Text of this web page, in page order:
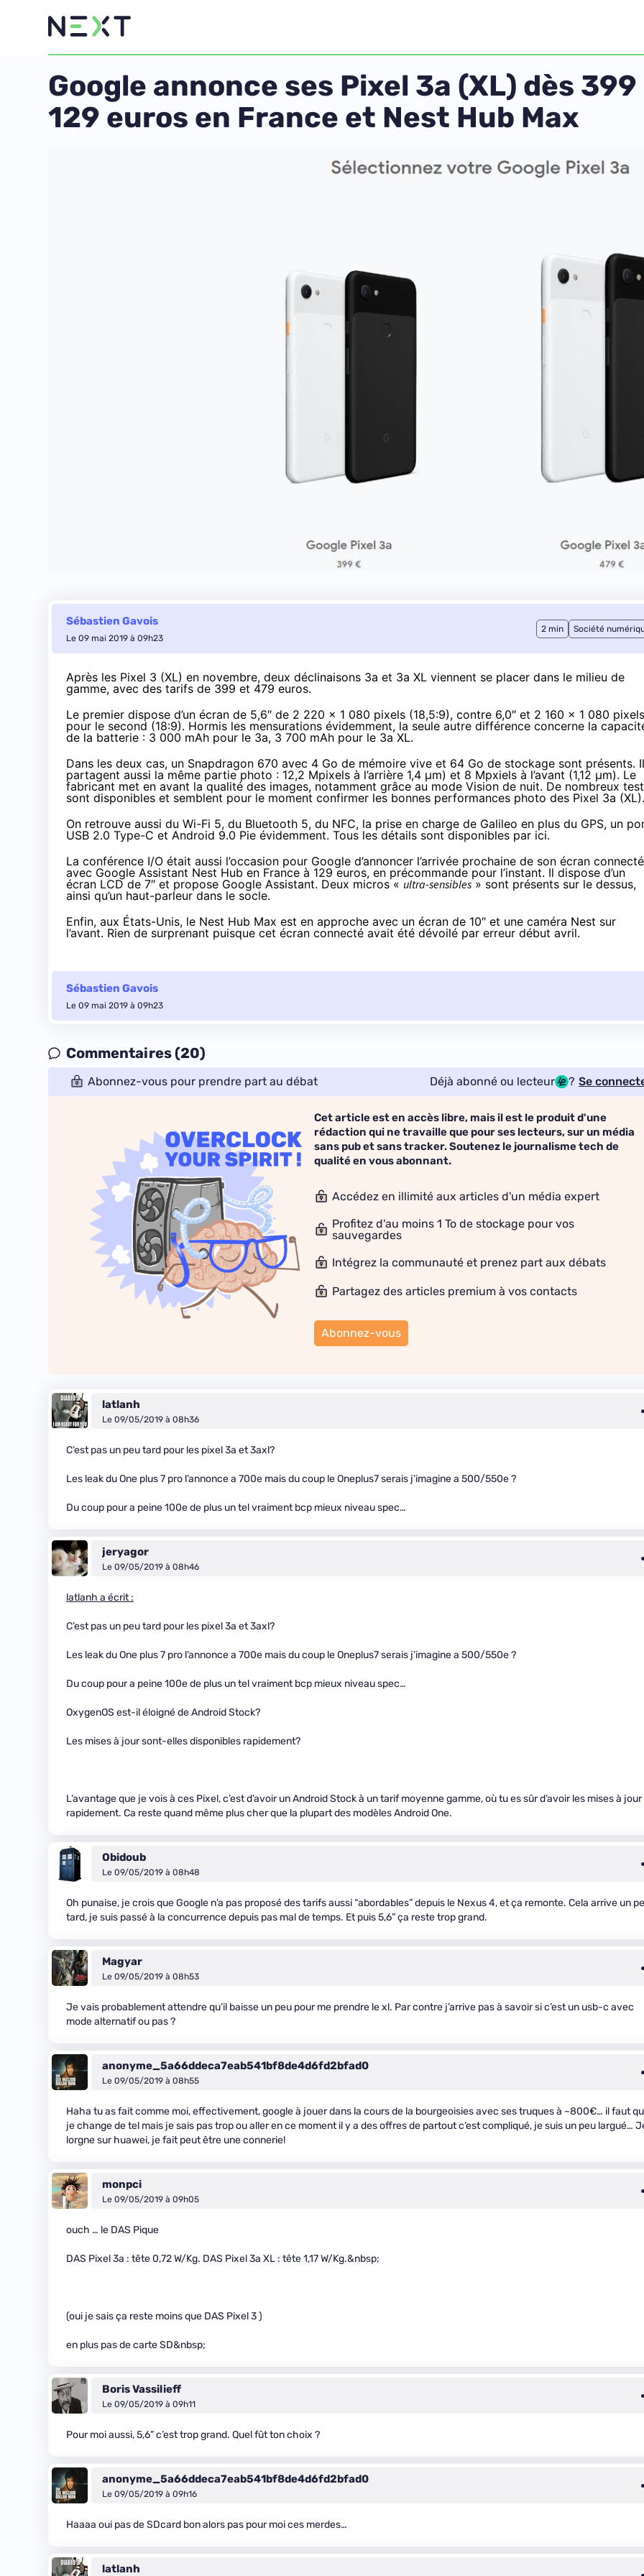
Google annonce ses Pixel 3a (XL) dès
129 euros en France et Nest Hub Max
Sébastien Gavois
Le 09 mai 2019 à 09h23
2 min Société
Après les Pixel 3 (XL) en novembre, deux déclinaisons 3a et 3a XL viennent se placer dans le milieu de
gamme, avec des tarifs de 399 et 479 euros.
Le premier dispose d’un écran de 5,6″ de 2 220 x 1 080 pixels (18,5:9), contre 6,0″ et 2 160 x 1 080 pixels
pour le second (18:9). Hormis les mensurations évidemment, la seule autre différence concerne la
de la batterie : 3 000 mAh pour le 3a, 3 700 mAh pour le 3a XL.
Dans les deux cas, un Snapdragon 670 avec 4 Go de mémoire vive et 64 Go de stockage sont présents.
partagent aussi la même partie photo : 12,2 Mpixels à l’arrière 1,4 μm) et 8 Mpxiels à l’avant (1,12 μm). Le
fabricant met en avant la qualité des images, notamment grâce au mode Vision de nuit. De nombreux
sont disponibles et semblent pour le moment confirmer les bonnes performances photo des Pixel 3a (XL).
On retrouve aussi du Wi-Fi 5, du Bluetooth 5, du NFC, la prise en charge de Galileo en plus du GPS, un
USB 2.0 Type-C et Android 9.0 Pie évidemment. Tous les détails sont disponibles par ici.
La conférence I/O était aussi l’occasion pour Google d’annoncer l’arrivée prochaine de son écran connecté
avec Google Assistant Nest Hub en France à 129 euros, en précommande pour l’instant. Il dispose d’un
écran LCD de 7″ et propose Google Assistant. Deux micros « ultra-sensibles» sont présents sur le dessus,
ainsi qu’un haut-parleur dans le socle.
Enfin, aux États-Unis, le Nest Hub Max est en approche avec un écran de 10″ et une caméra Nest sur
l’avant. Rien de surprenant puisque cet écran connecté avait été dévoilé par erreur début avril.
Sébastien Gavois
Le 09 mai 2019 à 09h23
Commentaires (20)
Abonnez-vous pour prendre part au débat Déjà abonné ou lecteur ? Se
Cet article est en accès libre, mais il est le produit d'une
rédaction qui ne travaille que pour ses lecteurs, sur un média
sans pub et sans tracker. Soutenez le journalisme tech de
qualité en vous abonnant.
Accédez en illimité aux articles d'un média expert
Profitez d'au moins 1 To de stockage pour vos
sauvegardes
Intégrez la communauté et prenez part aux débats
Partagez des articles premium à vos contacts
Abonnez-vous
latlanh
Le 09/05/2019 à 08h36
C’est pas un peu tard pour les pixel 3a et 3axl?
Les leak du One plus 7 pro l’annonce a 700e mais du coup le Oneplus7 serais j’imagine a 500/550e ?
Du coup pour a peine 100e de plus un tel vraiment bcp mieux niveau spec…
jeryagor
Le 09/05/2019 à 08h46
latlanh a écrit :
C’est pas un peu tard pour les pixel 3a et 3axl?
Les leak du One plus 7 pro l’annonce a 700e mais du coup le Oneplus7 serais j’imagine a 500/550e ?
Du coup pour a peine 100e de plus un tel vraiment bcp mieux niveau spec…
OxygenOS est-il éloigné de Android Stock?
Les mises à jour sont-elles disponibles rapidement?
L’avantage que je vois à ces Pixel, c’est d’avoir un Android Stock à un tarif moyenne gamme, où tu es sûr d’avoir les mises à jour
rapidement. Ca reste quand même plus cher que la plupart des modèles Android One.
Obidoub
Le 09/05/2019 à 08h48
Oh punaise, je crois que Google n’a pas proposé des tarifs aussi “abordables” depuis le Nexus 4, et ça remonte. Cela arrive un
tard, je suis passé à la concurrence depuis pas mal de temps. Et puis 5,6” ça reste trop grand.
Magyar
Le 09/05/2019 à 08h53
Je vais probablement attendre qu’il baisse un peu pour me prendre le xl. Par contre j’arrive pas à savoir si c’est un usb-c avec
mode alternatif ou pas ?
anonyme_5a66ddeca7eab541bf8de4d6fd2bfad0
Le 09/05/2019 à 08h55
Haha tu as fait comme moi, effectivement, google à jouer dans la cours de la bourgeoisies avec ses truques à ~800€… il faut
je change de tel mais je sais pas trop ou aller en ce moment il y a des offres de partout c’est compliqué, je suis un peu largué…
lorgne sur huawei, je fait peut être une connerie!
monpci
Le 09/05/2019 à 09h05
ouch … le DAS Pique
DAS Pixel 3a : tête 0,72 W/Kg. DAS Pixel 3a XL : tête 1,17 W/Kg.&nbsp;
(oui je sais ça reste moins que DAS Pixel 3 )
en plus pas de carte SD&nbsp;
Boris Vassilieff
Le 09/05/2019 à 09h11
Pour moi aussi, 5,6” c’est trop grand. Quel fût ton choix ?
anonyme_5a66ddeca7eab541bf8de4d6fd2bfad0
Le 09/05/2019 à 09h16
Haaaa oui pas de SDcard bon alors pas pour moi ces merdes…
latlanh